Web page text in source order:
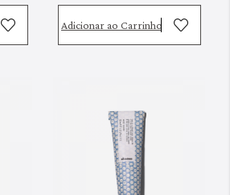
Adicionar ao Carrinho